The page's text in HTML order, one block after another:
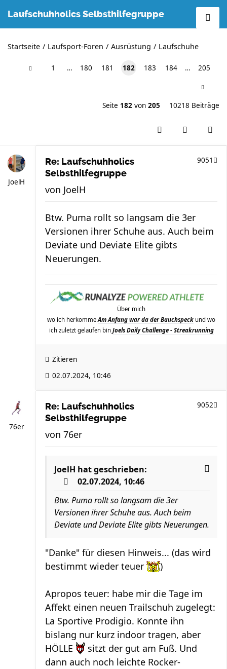
Laufschuhholics Selbsthilfegruppe
Startseite Laufsport-Foren Ausrüstung Laufschuhe
1 … 180 181 182 183 184 … 205
Seite 182 von 205 10218 Beiträge
JoelH
Re: Laufschuhholics
Selbsthilfegruppe
9051
von JoelH
Btw. Puma rollt so langsam die 3er
Versionen ihrer Schuhe aus. Auch beim
Deviate und Deviate Elite gibts
Neuerungen.
Über mich
wo ich herkommeAm Anfang war da der Bauchspeck und wo
ich zuletzt gelaufen bin Joels Daily Challenge - Streakrunning
Zitieren
02.07.2024, 10:46
76er
Re: Laufschuhholics
Selbsthilfegruppe
9052
von 76er
JoelH hat geschrieben:
02.07.2024, 10:46
Btw. Puma rollt so langsam die 3er
Versionen ihrer Schuhe aus. Auch beim
Deviate und Deviate Elite gibts Neuerungen.
"Danke" für diesen Hinweis... (das wird
bestimmt wieder teuer
)
Apropos teuer: habe mir die Tage im
Affekt einen neuen Trailschuh zugelegt:
La Sportive Prodigio. Konnte ihn
bislang nur kurz indoor tragen, aber
HÖLLE
sitzt der gut am Fuß. Und
dann auch noch leichte Rocker-